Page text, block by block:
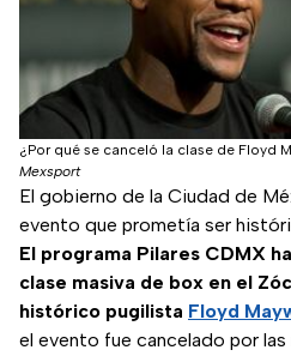
¿Por qué se canceló la clase de Floyd
Mexsport
El gobierno de la Ciudad de
evento que prometía ser
El programa Pilares CDMX
clase masiva de box en el
histórico pugilista Floyd
el evento fue cancelado por